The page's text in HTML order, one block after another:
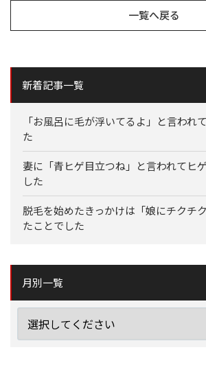
一覧へ戻る
新着記事一覧
「お風呂に毛が浮いてるよ」と言われ
た
妻に「青ヒゲ目立つね」と言われてヒ
した
脱毛を始めたきっかけは「娘にチクチ
たことでした
月別一覧